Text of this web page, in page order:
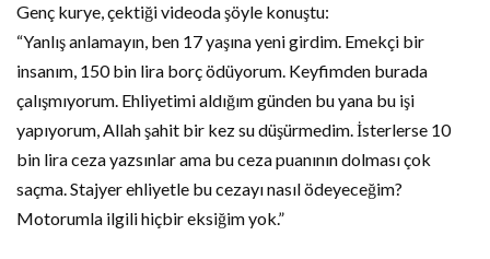
Genç kurye, çektiği videoda şöyle konuştu:
“Yanlış anlamayın, ben 17 yaşına yeni girdim. Emekçi bir
insanım, 150 bin lira borç ödüyorum. Keyfimden burada
çalışmıyorum. Ehliyetimi aldığım günden bu yana bu işi
yapıyorum, Allah şahit bir kez su düşürmedim. İsterlerse 10
bin lira ceza yazsınlar ama bu ceza puanının dolması çok
saçma. Stajyer ehliyetle bu cezayı nasıl ödeyeceğim?
Motorumla ilgili hiçbir eksiğim yok.”